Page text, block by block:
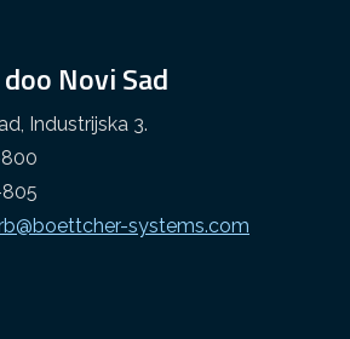
Novi Sad
Industrijska 3.
systems.com